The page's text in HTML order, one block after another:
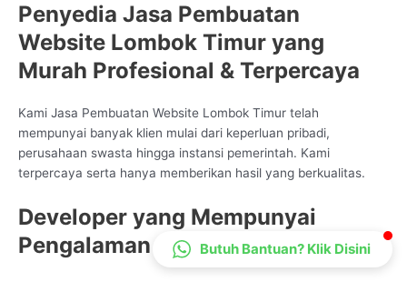
Penyedia Jasa Pembuatan
Website Lombok Timur yang
Murah Profesional & Terpercaya
Kami Jasa Pembuatan Website Lombok Timur telah
mempunyai banyak klien mulai dari keperluan pribadi,
perusahaan swasta hingga instansi pemerintah. Kami
terpercaya serta hanya memberikan hasil yang berkualitas.
Developer yang Mempunyai
Pengalaman
Butuh Bantuan? Klik Disini